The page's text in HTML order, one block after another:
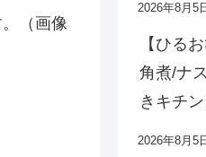
（画像
2026年8月5
【ひる
角煮/ナ
きキチン
2026年8月5